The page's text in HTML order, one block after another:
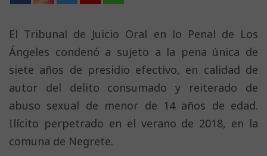
El Tribunal de Juicio Oral en lo Penal de Los
Ángeles condenó a sujeto a la pena única de
siete años de presidio efectivo, en calidad de
autor del delito consumado y reiterado de
abuso sexual de menor de 14 años de edad.
Ilícito perpetrado en el verano de 2018, en la
comuna de Negrete.